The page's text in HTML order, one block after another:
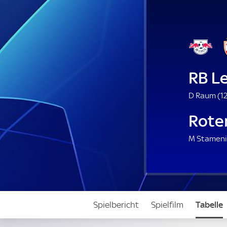
RB
D Raum (
M
Spielbericht Spielfilm Tabelle